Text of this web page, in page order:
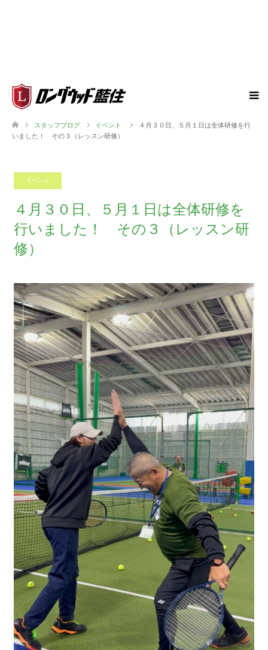
スタッフブログ イベント
４月３０日、５月１日は全体研修を行
いました！ その３（レッスン研修）
イベント
４月３０日、５月１日は全体研修を
行いました！ その３（レッスン研
修）